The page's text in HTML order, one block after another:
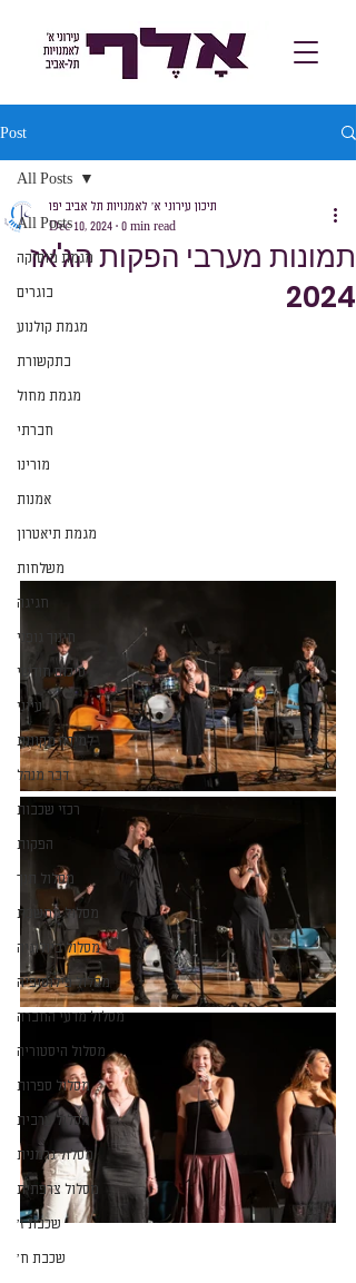
Post
All Posts
מגמת מוסיקה
בוגרים
מגמת קולנוע
בתקשורת
מגמת מחול
חברתי
מורינו
אמנות
מגמת תיאטרון
משלחות
חגיגה
חינוך גופני
סיכום חודשי
עיוני
למידה מקוונת
דבר מנהל
רכזי שכבות
הפקות
מסלול תנך
מסלול מחשבת
מסלול ביולוגיה
מסלול פילוסופיה
מסלול מדעי החברה
מסלול היסטוריה
מסלול ספרות
מסלול ערבית
מסלול גרמנית
מסלול צרפתית
שכבת ז׳
שכבת ח׳
All Posts
תמונות מערבי הפקות הג'אז
2024
תיכון עירוני א׳ לאמנויות תל אביב יפו
Dec 10, 2024
0 min read